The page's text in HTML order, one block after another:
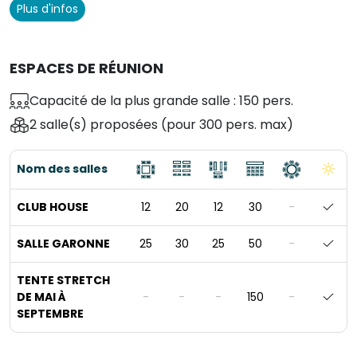
Plus d'infos
ESPACES DE RÉUNION
Capacité de la plus grande salle : 150 pers.
2 salle(s) proposées (pour 300 pers. max)
Nom des salles
CLUB HOUSE 12 20 12 30 -
SALLE GARONNE 25 30 25 50 -
TENTE STRETCH
DE MAI À
SEPTEMBRE
- - - 150 -